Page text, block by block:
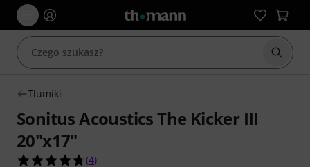
Tlumiki
Sonitus Acoustics The Kicker III
20"x17"
4.8 na 5 gwiazdek z 4 ocen klientów
(4)